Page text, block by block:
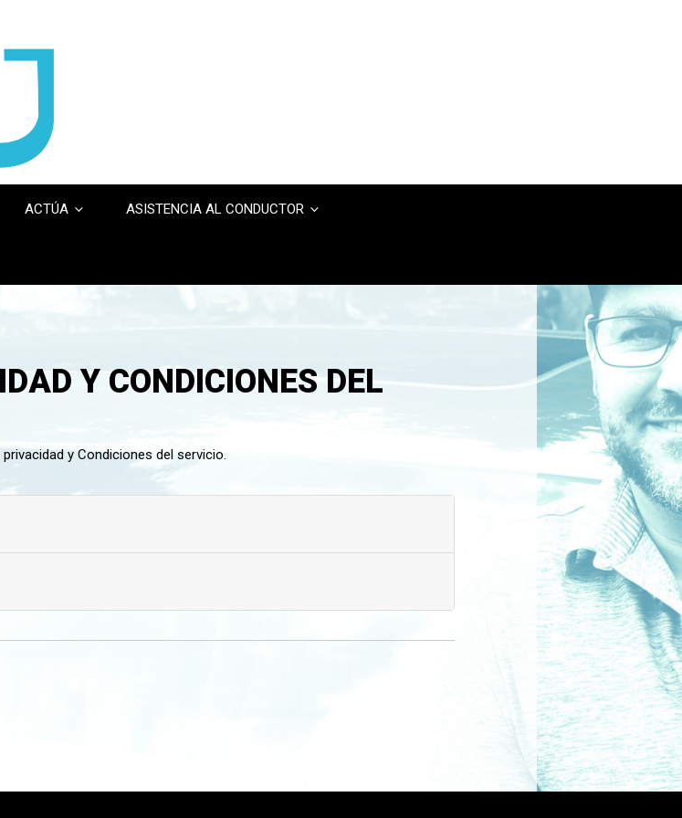
ACTÚA ASISTENCIA AL CONDUCTOR
Y CONDICIONES DEL
y Condiciones del servicio.